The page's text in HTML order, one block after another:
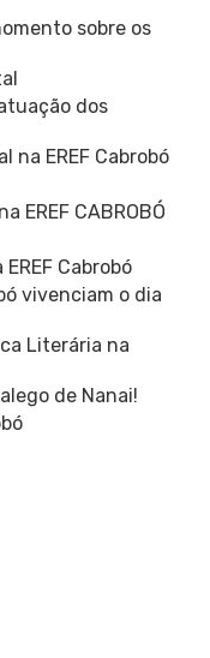
sobre os
dos
na EREF Cabrobó
EREF CABROBÓ
Cabrobó
vivenciam o dia
Literária na
de Nanai!